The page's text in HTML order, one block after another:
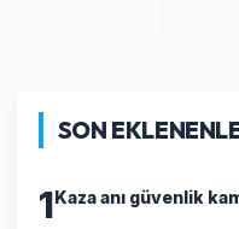
SON
1Kaza anı güvenlik